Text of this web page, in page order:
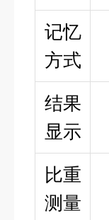
记忆
方式
结果
显示
比重
测量